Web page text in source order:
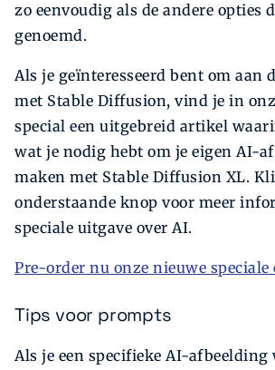
zo eenvoudig als de andere opties
genoemd.
Als je geïnteresseerd bent om aan
met Stable Diffusion, vind je in
special een uitgebreid artikel
wat je nodig hebt om je eigen AI-
maken met Stable Diffusion XL.
onderstaande knop voor meer
speciale uitgave over AI.
Pre-order nu onze nieuwe speciale
Tips voor prompts
Als je een specifieke AI-